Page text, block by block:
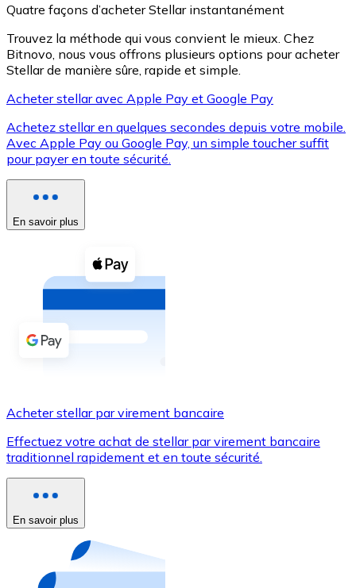
XRP
XRP
Voir toutes
Coupons crypto
Achetez des cryptomonnaies en espèces et d'autres
Acheter avec espèces
Virement SEPA
Utilisez les cartes Visa et Mastercard pour acheter
Acheter avec carte
Nouveau
Achetez des cartes-cadeaux de vos marques
Quatre façons d’acheter Stellar instantanément
Trouvez la méthode qui vous convient le mieux. Chez
Bitnovo, nous vous offrons plusieurs options pour acheter
Stellar de manière sûre, rapide et simple.
Acheter stellar avec Apple Pay et Google Pay
Achetez stellar en quelques secondes depuis votre mobile.
Avec Apple Pay ou Google Pay, un simple toucher suffit
pour payer en toute sécurité.
En savoir plus
Acheter stellar par virement bancaire
Effectuez votre achat de stellar par virement bancaire
traditionnel rapidement et en toute sécurité.
En savoir plus